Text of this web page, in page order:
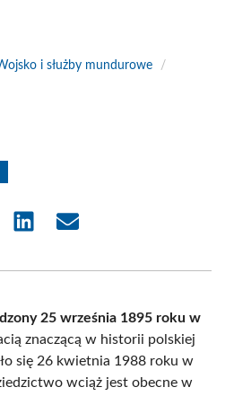
i służby mundurowe
/
Share Share
25 września 1895 roku w
znaczącą w historii polskiej
się 26 kwietnia 1988 roku w
wciąż jest obecne w